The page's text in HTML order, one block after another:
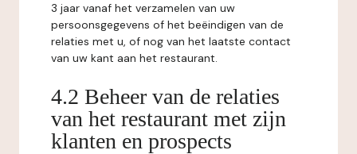
3 jaar vanaf het verzamelen van uw
persoonsgegevens of het beëindigen van de
relaties met u, of nog van het laatste contact
van uw kant aan het restaurant.
4.2 Beheer van de relaties
van het restaurant met zijn
klanten en prospects